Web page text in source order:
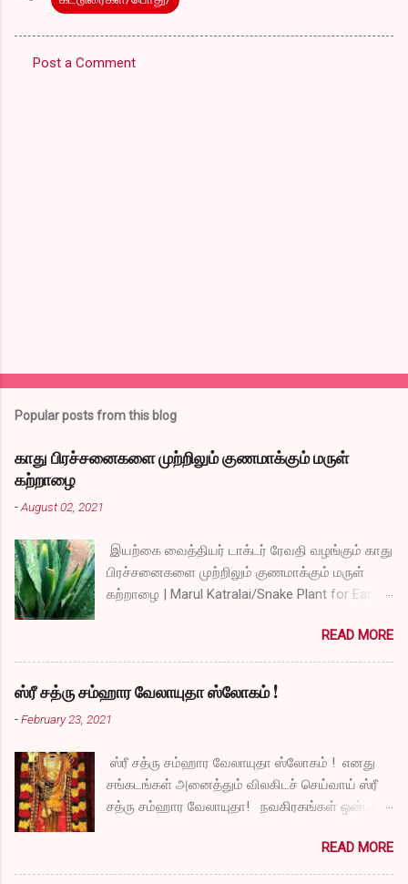
Post a Comment
Popular posts from this blog
காது பிரச்சனைகளை முற்றிலும் குணமாக்கும் மருள்
கற்றாழை
-August 02, 2021
இயற்கை வைத்தியர் டாக்டர் ரேவதி வழங்கும் காது
பிரச்சனைகளை முற்றிலும் குணமாக்கும் மருள்
கற்றாழை | Marul Katralai/Snake Plant for Ear
READ MORE
ஸ்ரீ சத்ரு சம்ஹார வேலாயுதா ஸ்லோகம் !
-February 23, 2021
ஸ்ரீ சத்ரு சம்ஹார வேலாயுதா ஸ்லோகம் ! எனது
சங்கடங்கள் அனைத்தும் விலகிடச் செய்வாய் ஸ்ரீ
சத்ரு சம்ஹார வேலாயுதா! நவகிரகங்கள் ஒன்பதும்
வேலாயுதா! சகல விதமான தோஷங்களும் என்னை
விட்டுப் போகட்டும் ஸ்ரீ சத்ரு சம்ஹார வேலாயுதா!
READ MORE